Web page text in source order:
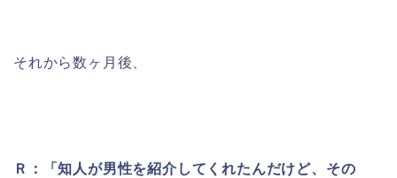
それから数ヶ月後、
Ｒ：「知人が男性を紹介してくれたんだけど、その